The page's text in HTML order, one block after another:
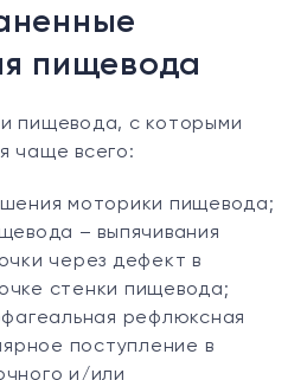
пищевода
пищевода, с которыми
чаще всего:
моторики пищевода;
– выпячивания
через дефект в
стенки пищевода;
рефлюксная
поступление в
и/или